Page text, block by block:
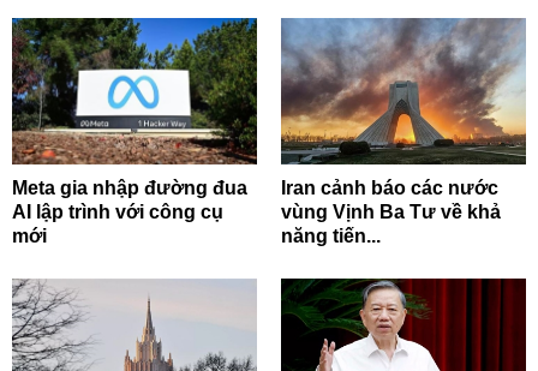
Meta gia nhập đường đua
AI lập trình với công cụ
mới
Iran cảnh báo các nước
vùng Vịnh Ba Tư về khả
năng tiến...